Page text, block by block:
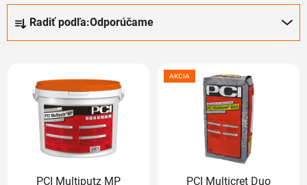
R
a
d
Radiť podľa:Odporúčame
PCI Multiputz MP
AKCIA
PCI Multicret Duo